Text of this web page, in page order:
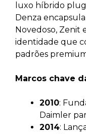
luxo híbrido
Denza
Novedoso, Zenit
identidade que
padrões
Marcos chave
2010:
Daimler
2014: